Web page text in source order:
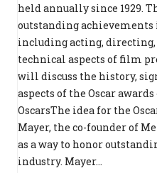
held annually since 1929.
outstanding achievements
including acting,
technical aspects of film
will discuss the history,
aspects of the Oscar
OscarsThe idea for the
Mayer, the co-founder of
as a way to honor
industry. Mayer...